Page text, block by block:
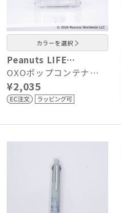
カラーを選択
Peanuts LIFE…
OXOポップコンテナ…
¥2,035